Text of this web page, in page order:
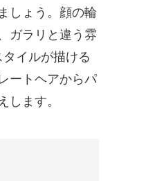
01:27
02:04
02:35
しょう。顔の輪
ガラリと違う雰
イルが描ける
ートヘアからパ
します。